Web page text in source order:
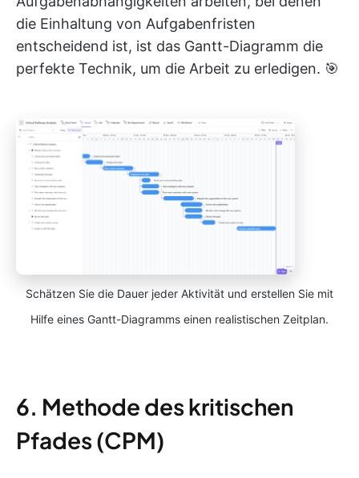
die Einhaltung von Aufgabenfristen
entscheidend ist, ist das Gantt-Diagramm die
perfekte Technik, um die Arbeit zu erledigen. 🎯
Schätzen Sie die Dauer jeder Aktivität und erstellen Sie mit
Hilfe eines Gantt-Diagramms einen realistischen Zeitplan.
6. Methode des kritischen
Pfades (CPM)